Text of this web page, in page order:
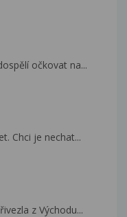
očkovat na...
Chci je nechat...
z Východu...